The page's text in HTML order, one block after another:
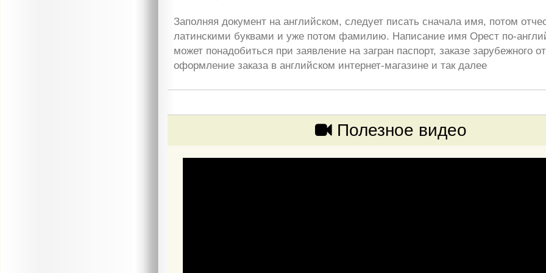
Заполняя документ на английском, следует писать сначала имя, потом
латинскими буквами и уже потом фамилию. Написание имя Орест по-
может понадобиться при заявление на загран паспорт, заказе зарубежного
оформление заказа в английском интернет-магазине и так далее
Полезное видео